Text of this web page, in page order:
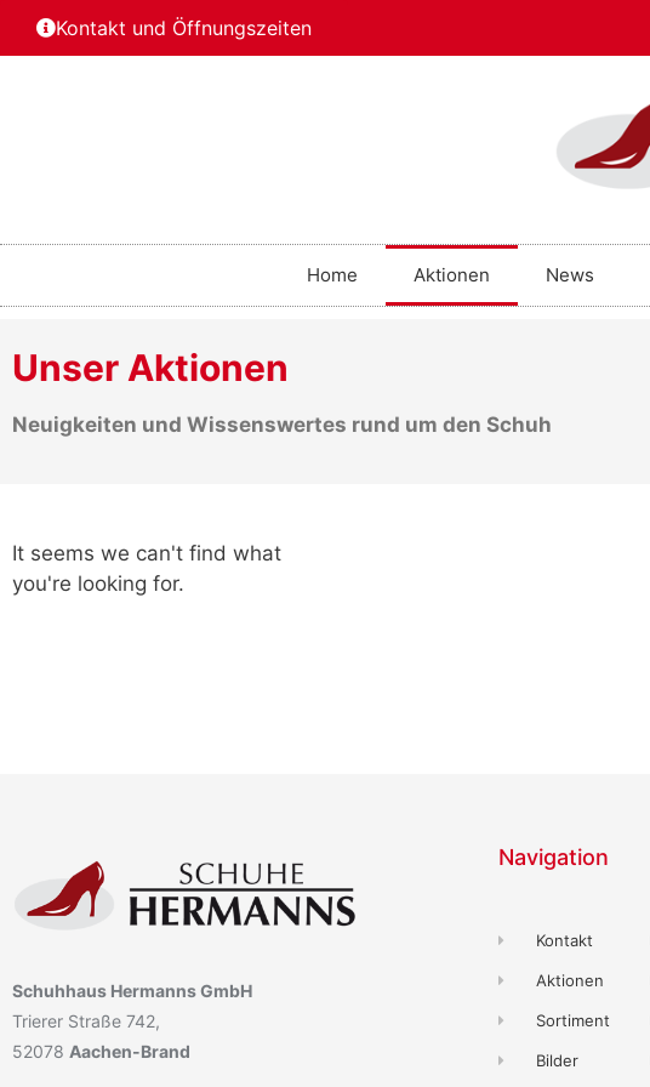
Kontakt und Öffnungszeiten
Home Aktionen News
Unser Aktionen
Neuigkeiten und Wissenswertes rund um den Schuh
It seems we can't find what
you're looking for.
Schuhhaus Hermanns GmbH
Trierer Straße 742,
52078 Aachen-Brand
Navigation
Kontakt
Aktionen
Sortiment
Bilder